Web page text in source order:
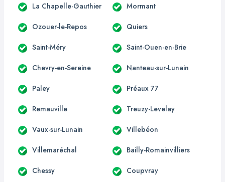
La Chapelle-Gauthier Mormant
Ozouer-le-Repos Quiers
Saint-Méry Saint-Ouen-en-Brie
Chevry-en-Sereine Nanteau-sur-Lunain
Paley Préaux 77
Remauville Treuzy-Levelay
Vaux-sur-Lunain Villebéon
Villemaréchal Bailly-Romainvilliers
Chessy Coupvray